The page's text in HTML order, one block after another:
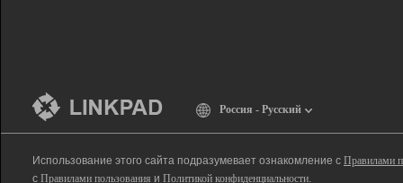
Россия - Русский
Использование этого сайта подразумевает ознакомление с Правилами
с Правилами пользования и Политикой конфиденциальности.